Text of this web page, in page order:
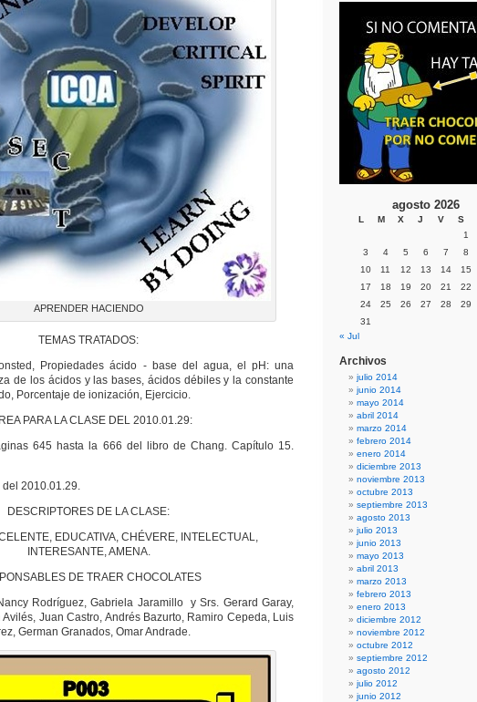
APRENDER HACIENDO
TEMAS TRATADOS:
Propiedades ácido - base del agua, el pH: una
de los ácidos y las bases, ácidos débiles y la constante
Porcentaje de ionización, Ejercicio.
PARA LA CLASE DEL 2010.01.29:
645 hasta la 666 del libro de Chang. Capítulo 15.
del 2010.01.29.
DESCRIPTORES DE LA CLASE:
EDUCATIVA, CHÉVERE, INTELECTUAL,
INTERESANTE, AMENA.
DE TRAER CHOCOLATES
Rodríguez, Gabriela Jaramillo y Srs. Gerard Garay,
Juan Castro, Andrés Bazurto, Ramiro Cepeda, Luis
German Granados, Omar Andrade.
agosto 2026
L M X J V S
1
3
4 5 6 7 8
10
11 12 13 14 15
17
18 19 20 21 22
24
25 26 27 28 29
31
« Jul
Archivos
julio 2014
junio 2014
mayo 2014
abril 2014
marzo 2014
febrero 2014
enero 2014
diciembre 2013
noviembre 2013
octubre 2013
septiembre 2013
agosto 2013
julio 2013
junio 2013
mayo 2013
abril 2013
marzo 2013
febrero 2013
enero 2013
diciembre 2012
noviembre 2012
octubre 2012
septiembre 2012
agosto 2012
julio 2012
junio 2012